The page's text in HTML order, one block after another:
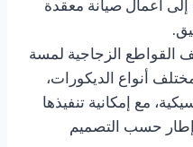
القواطع الزجاجية لمسة
أنواع الديكورات،
مع إمكانية تنفيذها
إطار حسب التصميم